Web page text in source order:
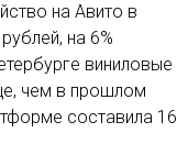
на Авито в
на 6%
виниловые
чем в прошлом
составила 16